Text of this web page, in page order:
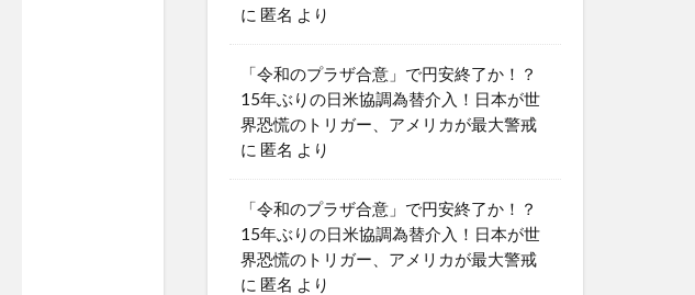
に 匿名 より
「令和のプラザ合意」で円安終了か！？
15年ぶりの日米協調為替介入！日本が世
界恐慌のトリガー、アメリカが最大警戒
に 匿名 より
「令和のプラザ合意」で円安終了か！？
15年ぶりの日米協調為替介入！日本が世
界恐慌のトリガー、アメリカが最大警戒
に 匿名 より